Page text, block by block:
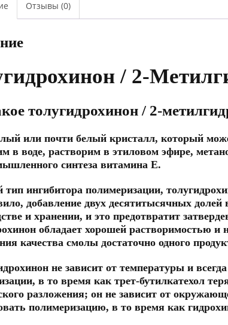
Отзывы (0)
/ 2-
толугидрохинон / 2-
или почти белый кристалл, который
в воде, растворим в этиловом эфире,
синтеза витамина Е.
ингибитора полимеризации,
добавление двух десятитысячных
и хранении, и это предотвратит
обладает хорошей растворимостью
качества смолы достаточно одного
не зависит от температуры и
в то время как трет-бутилкатехол
разложения; он не зависит от
полимеризацию, в то время как